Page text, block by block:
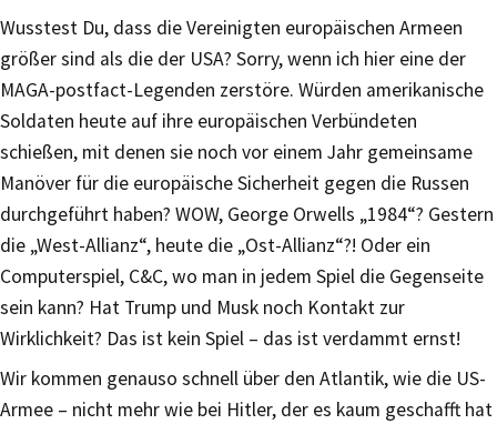
Wusstest Du, dass die Vereinigten europäischen Armeen
größer sind als die der USA? Sorry, wenn ich hier eine der
MAGA-postfact-Legenden zerstöre. Würden amerikanische
Soldaten heute auf ihre europäischen Verbündeten
schießen, mit denen sie noch vor einem Jahr gemeinsame
Manöver für die europäische Sicherheit gegen die Russen
durchgeführt haben? WOW, George Orwells „1984“? Gestern
die „West-Allianz“, heute die „Ost-Allianz“?! Oder ein
Computerspiel, C&C, wo man in jedem Spiel die Gegenseite
sein kann? Hat Trump und Musk noch Kontakt zur
Wirklichkeit? Das ist kein Spiel – das ist verdammt ernst!
Wir kommen genauso schnell über den Atlantik, wie die US-
Armee – nicht mehr wie bei Hitler, der es kaum geschafft hat